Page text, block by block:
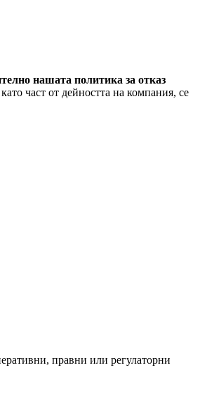
нашата политика за отказ
част от дейността на компания, се
правни или регулаторни